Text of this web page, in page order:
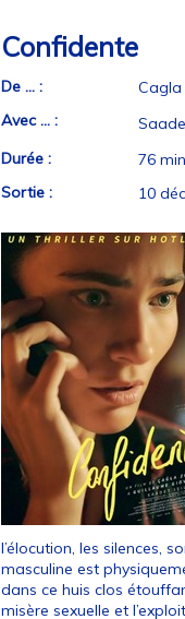
Confidente
De ... :
Cagla
Avec ... :
Durée :
76
Sortie :
10
l’élocution, les silences,
masculine est
dans ce huis clos
misère sexuelle et